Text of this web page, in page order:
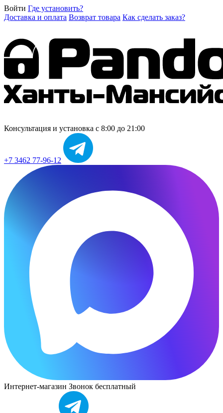
Войти Где установить?
Доставка и оплата Возврат товара Как сделать заказ?
Консультация и установка с 8:00 до 21:00
+7 3462 77-96-12
Интернет-магазин Звонок бесплатный